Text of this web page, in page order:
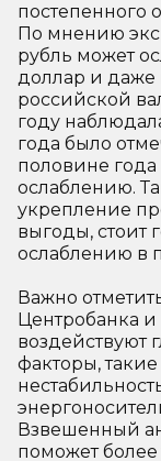
постепенного
По мнению
рубль может
доллар и даже
российской
году
года было
половине
ослаблению.
укрепление
выгоды, стоит
ослаблению в
Важно
Центробанка
воздействуют
факторы,
Взвешенный
поможет более